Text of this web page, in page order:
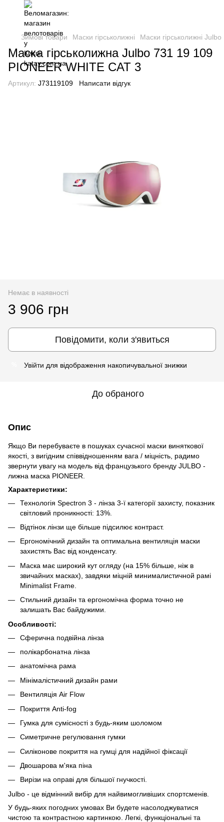
Зимові товари Маски гірськолижні Маски гірськолижні Julbo
Маска гірськолижна Julbo 731 19 109
PIONEER WHITE CAT 3
Артикул: J73119109 Написати відгук
Немає в наявності
3 906 грн
Повідомити, коли з'явиться
Увійти для відображення накопичувальної знижки
До обраного
Опис
Якщо Ви перебуваєте в пошуках сучасної маски виняткової
якості, з вигідним співвідношенням вага / міцність, радимо
звернути увагу на модель від французького бренду JULBO -
лижна маска PIONEER.
Характеристики:
Технологія Spectron 3 - лінза 3-ї категорії захисту, показник
світловий проникності: 13%.
Відтінок лінзи ще більше підсилює контраст.
Ергономічний дизайн та оптимальна вентиляція маски
захистять Вас від конденсату.
Маска має широкий кут огляду (на 15% більше, ніж в
звичайних масках), завдяки міцній минималистичной рамі
Minimalist Frame.
Стильний дизайн та ергономічна форма точно не
залишать Вас байдужими.
Особливості:
Сферична подвійна лінза
полікарбонатна лінза
анатомічна рама
Мінімалістичний дизайн рами
Вентиляція Air Flow
Покриття Anti-fog
Гумка для сумісності з будь-яким шоломом
Симетричне регулювання гумки
Силіконове покриття на гумці для надійної фіксації
Двошарова м'яка піна
Вирізи на оправі для більшої гнучкості.
Julbo - це відмінний вибір для найвимогливіших спортсменів.
У будь-яких погодних умовах Ви будете насолоджуватися
чистою та контрастною картинкою. Легкі, функціональні та